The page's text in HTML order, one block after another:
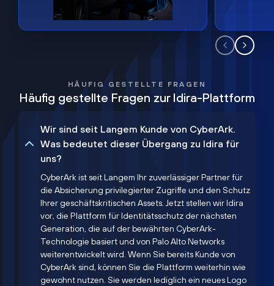
HÄUFIG GESTELLTE FRAGEN
Häufig gestellte Fragen zur Idira-Plattform
Wir sind seit Langem Kunde von CyberArk.
Was bedeutet dieser Übergang zu Idira für
uns?
CyberArk ist seit Langem Ihr zuverlässiger Partner für
die Absicherung privilegierter Zugriffe und den Schutz
Ihrer geschäftskritischen Assets. Jetzt stellen wir Idira
vor, die Plattform für Identitätsschutz der nächsten
Generation, die auf der bewährten CyberArk-
Technologie basiert und von Palo Alto Networks
weiterentwickelt wird. Wenn Sie bereits Kunde von
CyberArk sind, können Sie die Plattform weiterhin wie
gewohnt nutzen. Sie werden lediglich ein neues Logo